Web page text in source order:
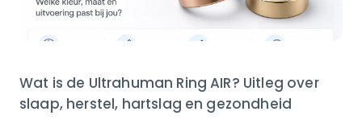
Wat is de Ultrahuman Ring AIR? Uitleg over
slaap, herstel, hartslag en gezondheid